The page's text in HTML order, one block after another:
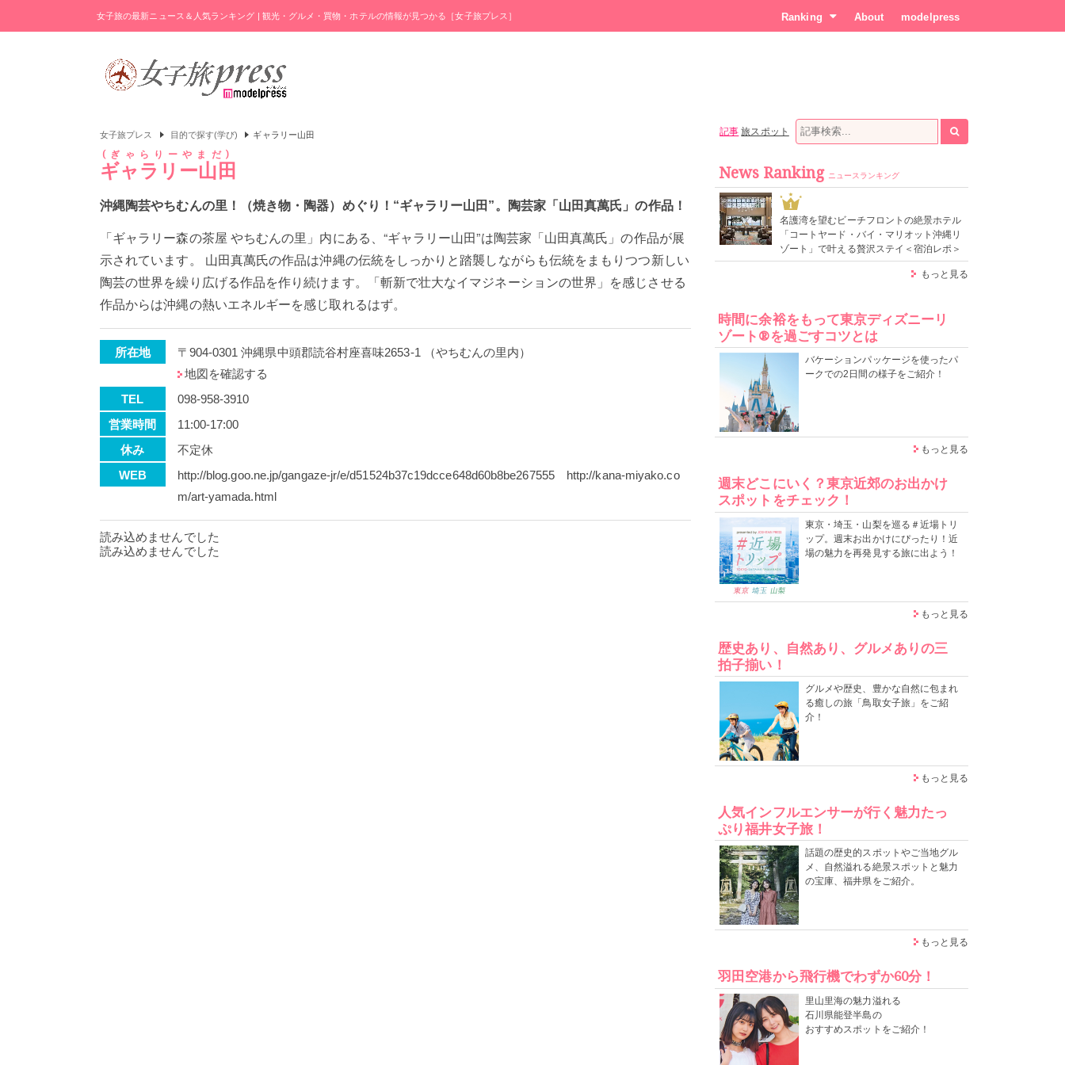
女子旅の最新ニュース＆人気ランキング | 観光・グルメ・買物・ホテルの情報が見つかる［女子旅プレス］ Ranking About modelpress
女子旅プレス 目的で探す(学び) ギャラリー山田
ギャラリー山田
ぎゃらりーやまだ
沖縄陶芸やちむんの里！（焼き物・陶器）めぐり！“ギャラリー山田”。陶芸家「山田真萬氏」の作品！
「ギャラリー森の茶屋 やちむんの里」内にある、“ギャラリー山田”は陶芸家「山田真萬氏」の作品が展
示されています。 山田真萬氏の作品は沖縄の伝統をしっかりと踏襲しながらも伝統をまもりつつ新しい
陶芸の世界を繰り広げる作品を作り続けます。「斬新で壮大なイマジネーションの世界」を感じさせる
作品からは沖縄の熱いエネルギーを感じ取れるはず。
所在地
〒904-0301 沖縄県中頭郡読谷村座喜味2653-1 （やちむんの里内）
地図を確認する
TEL
098-958-3910
営業時間
11:00-17:00
休み
不定休
WEB
http://blog.goo.ne.jp/gangaze-jr/e/d51524b37c19dcce648d60b8be267555 http://kana-miyako.co
m/art-yamada.html
読み込めませんでした
読み込めませんでした
記事 旅スポット
News Ranking ニュースランキング
1
名護湾を望むビーチフロントの絶景ホテル
「コートヤード・バイ・マリオット沖縄リ
ゾート」で叶える贅沢ステイ＜宿泊レポ＞
もっと見る
時間に余裕をもって東京ディズニーリ
ゾート®を過ごすコツとは
バケーションパッケージを使ったパ
ークでの2日間の様子をご紹介！
もっと見る
週末どこにいく？東京近郊のお出かけ
スポットをチェック！
東京・埼玉・山梨を巡る＃近場トリ
ップ。週末お出かけにぴったり！近
場の魅力を再発見する旅に出よう！
もっと見る
歴史あり、自然あり、グルメありの三
拍子揃い！
グルメや歴史、豊かな自然に包まれ
る癒しの旅「鳥取女子旅」をご紹
介！
もっと見る
人気インフルエンサーが行く魅力たっ
ぷり福井女子旅！
話題の歴史的スポットやご当地グル
メ、自然溢れる絶景スポットと魅力
の宝庫、福井県をご紹介。
もっと見る
羽田空港から飛行機でわずか60分！
里山里海の魅力溢れる
石川県能登半島の
おすすめスポットをご紹介！